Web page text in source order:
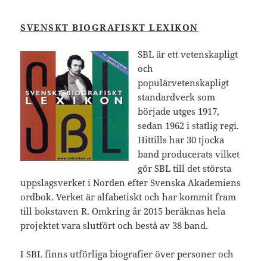
SVENSKT BIOGRAFISKT LEXIKON
SBL är ett vetenskapligt
och
populärvetenskapligt
standardverk som
började utges 1917,
sedan 1962 i statlig regi.
Hittills har 30 tjocka
band producerats vilket
gör SBL till det största
uppslagsverket i Norden efter Svenska Akademiens
ordbok. Verket är alfabetiskt och har kommit fram
till bokstaven R. Omkring år 2015 beräknas hela
projektet vara slutfört och bestå av 38 band.
I SBL finns utförliga biografier över personer och